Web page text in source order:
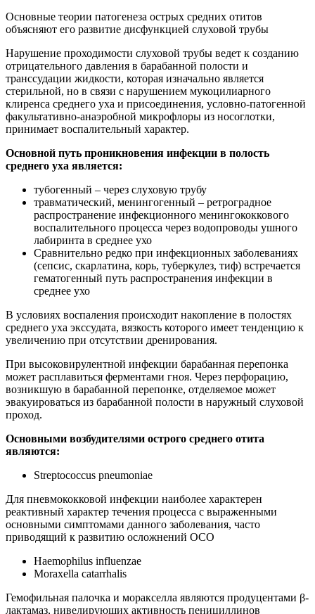
Основные теории патогенеза острых средних отитов
объясняют его развитие дисфункцией слуховой трубы
Нарушение проходимости слуховой трубы ведет к созданию
отрицательного давления в барабанной полости и
транссудации жидкости, которая изначально является
стерильной, но в связи с нарушением мукоцилиарного
клиренса среднего уха и присоединения, условно-патогенной
факультативно-анаэробной микрофлоры из носоглотки,
принимает воспалительный характер.
Основной путь проникновения инфекции в полость
среднего уха является:
тубогенный – через слуховую трубу
травматический, менингогенный – ретроградное
распространение инфекционного менингококкового
воспалительного процесса через водопроводы ушного
лабиринта в среднее ухо
Сравнительно редко при инфекционных заболеваниях
(сепсис, скарлатина, корь, туберкулез, тиф) встречается
гематогенный путь распространения инфекции в
среднее ухо
В условиях воспаления происходит накопление в полостях
среднего уха экссудата, вязкость которого имеет тенденцию к
увеличению при отсутствии дренирования.
При высоковирулентной инфекции барабанная перепонка
может расплавиться ферментами гноя. Через перфорацию,
возникшую в барабанной перепонке, отделяемое может
эвакуироваться из барабанной полости в наружный слуховой
проход.
Основными возбудителями острого среднего отита
являются:
Streptococcus pneumoniae
Для пневмококковой инфекции наиболее характерен
реактивный характер течения процесса с выраженными
основными симптомами данного заболевания, часто
приводящий к развитию осложнений ОСО
Нaemophilus influenzae
Moraxella catarrhalis
Гемофильная палочка и моракселла являются продуцентами β-
лактамаз, нивелирующих активность пенициллинов